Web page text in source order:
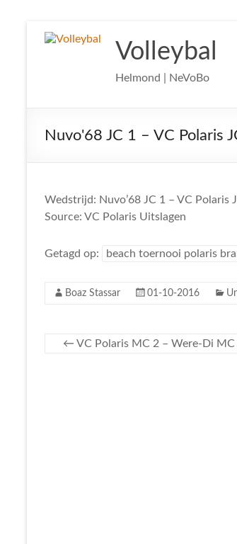
naar
Volleybal
Helmond | NeVoBo
Nuvo'68 JC 1 – VC Polaris
Wedstrijd: Nuvo’68 JC 1 – VC
Source: VC Polaris Uitslagen
Getagd op: beach toernooi polaris
Boaz Stassar 01-10-2016
← VC Polaris MC 2 – Were-Di